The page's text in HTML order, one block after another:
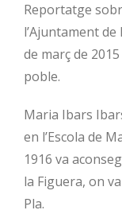
Reportatge
l’Ajuntament
de març de
poble.
Maria Ibars
en l’Escola de
1916 va
la Figuera, on
Pla.